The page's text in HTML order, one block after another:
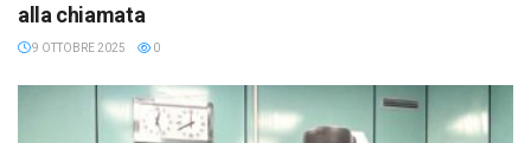
alla chiamata
9 OTTOBRE 2025 0